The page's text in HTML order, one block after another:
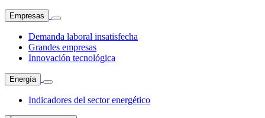
Empresas
Demanda laboral insatisfecha
Grandes empresas
Innovación tecnológica
Energía
Indicadores del sector energético